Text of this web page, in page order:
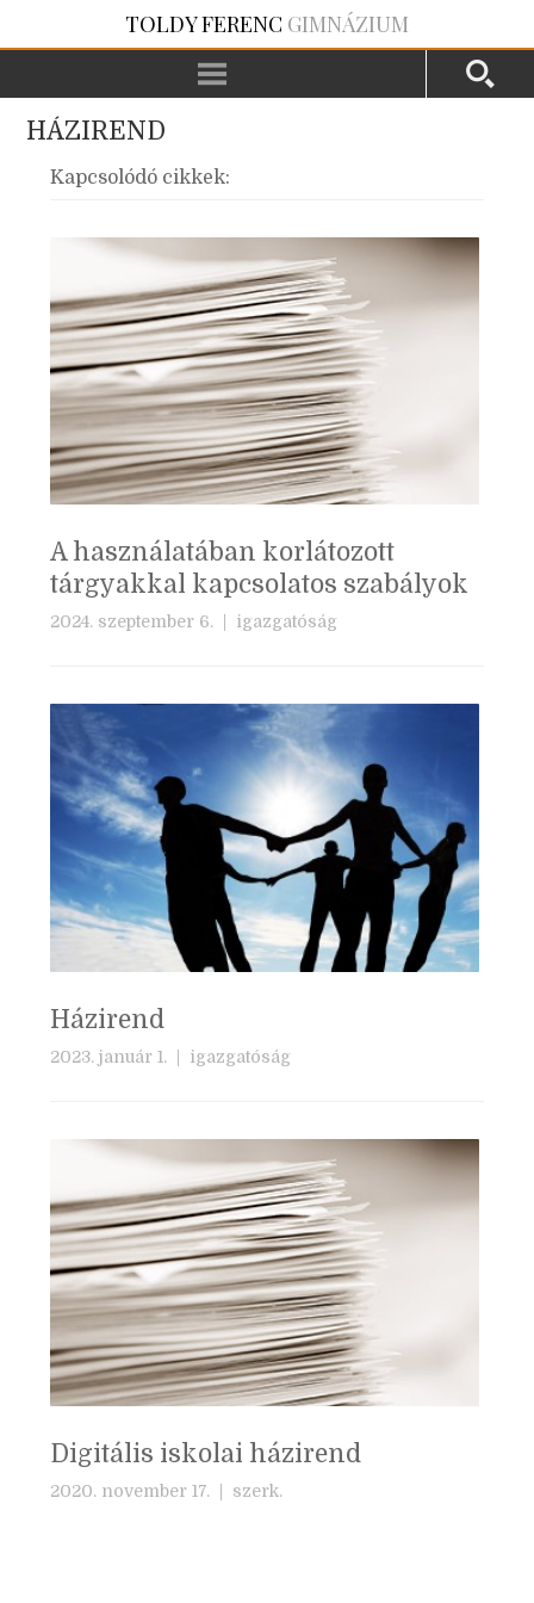
TOLDY FERENC GIMNÁZIUM
HÁZIREND
Kapcsolódó cikkek:
A használatában korlátozott
tárgyakkal kapcsolatos szabályok
2024. szeptember 6. | igazgatóság
Házirend
2023. január 1. | igazgatóság
Digitális iskolai házirend
2020. november 17. | szerk.